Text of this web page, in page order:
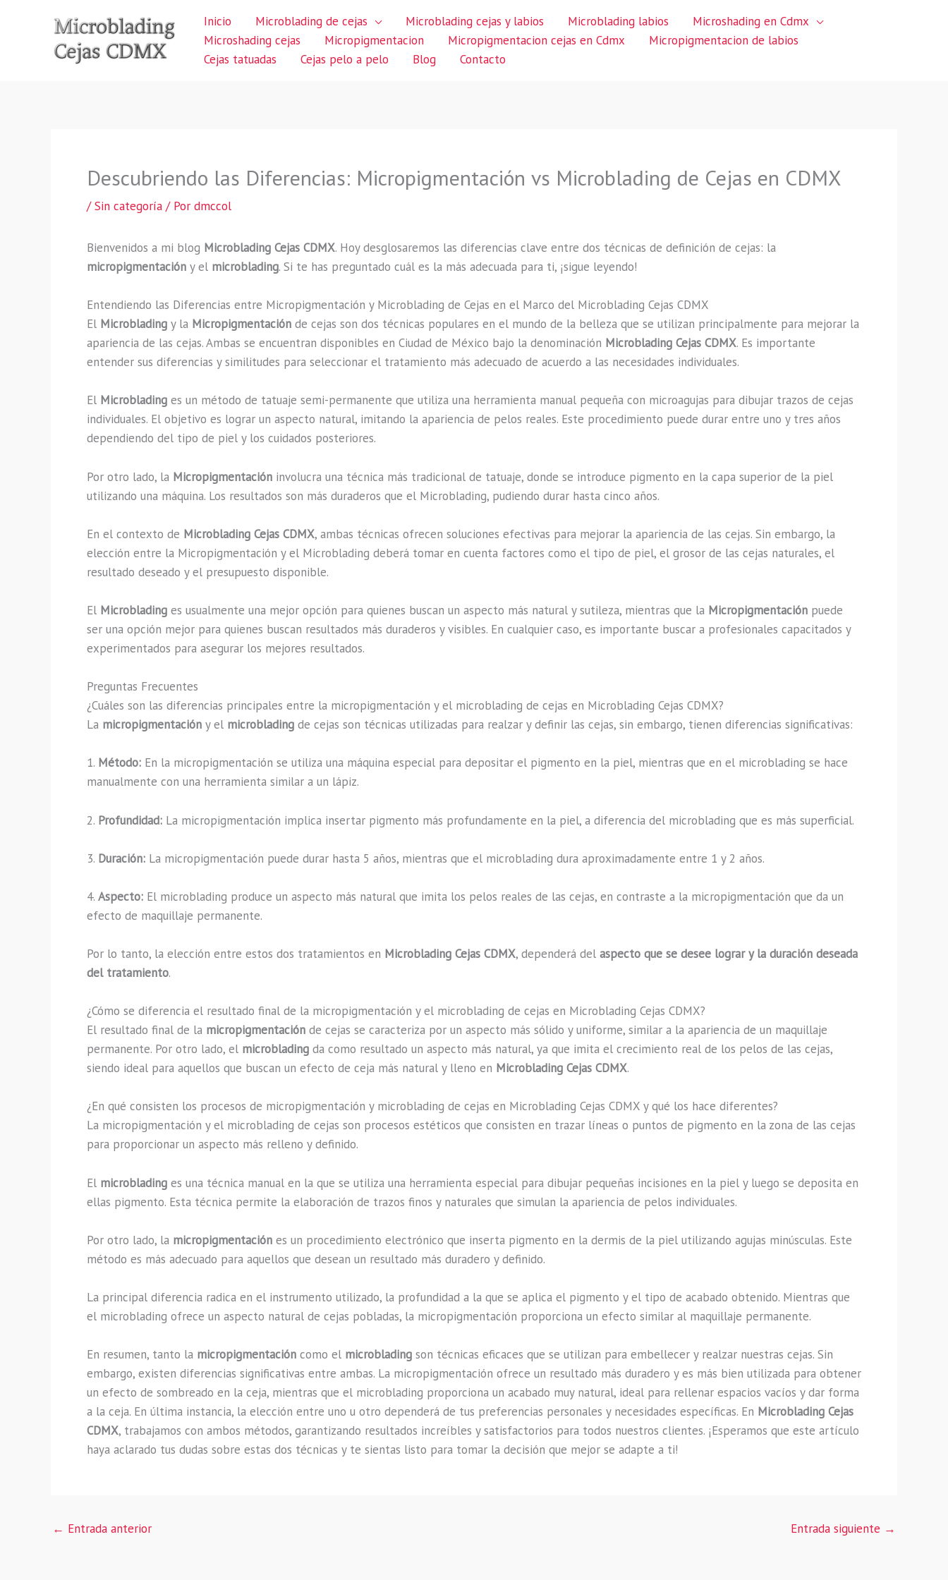
Inicio Microblading de cejas Microblading cejas y labios Microblading labios
Microshading en Cdmx
Microshading cejas
Micropigmentacion Micropigmentacion cejas en Cdmx
Micropigmentacion de labios
Cejas tatuadas
Cejas pelo a pelo Blog Contacto
Descubriendo las Diferencias: Micropigmentación vs Microblading de Cejas en CDMX
/Sin categoría / Por dmccol
Bienvenidos a mi blog Microblading Cejas CDMX. Hoy desglosaremos las diferencias clave entre dos técnicas de definición de cejas: la
micropigmentación y el microblading. Si te has preguntado cuál es la más adecuada para ti, ¡sigue leyendo!
Entendiendo las Diferencias entre Micropigmentación y Microblading de Cejas en el Marco del Microblading Cejas CDMX
El Microblading y la Micropigmentación de cejas son dos técnicas populares en el mundo de la belleza que se utilizan principalmente para mejorar la
apariencia de las cejas. Ambas se encuentran disponibles en Ciudad de México bajo la denominación Microblading Cejas CDMX. Es importante
entender sus diferencias y similitudes para seleccionar el tratamiento más adecuado de acuerdo a las necesidades individuales.
El Microblading es un método de tatuaje semi-permanente que utiliza una herramienta manual pequeña con microagujas para dibujar trazos de cejas
individuales. El objetivo es lograr un aspecto natural, imitando la apariencia de pelos reales. Este procedimiento puede durar entre uno y tres años
dependiendo del tipo de piel y los cuidados posteriores.
Por otro lado, la Micropigmentación involucra una técnica más tradicional de tatuaje, donde se introduce pigmento en la capa superior de la piel
utilizando una máquina. Los resultados son más duraderos que el Microblading, pudiendo durar hasta cinco años.
En el contexto de Microblading Cejas CDMX, ambas técnicas ofrecen soluciones efectivas para mejorar la apariencia de las cejas. Sin embargo, la
elección entre la Micropigmentación y el Microblading deberá tomar en cuenta factores como el tipo de piel, el grosor de las cejas naturales, el
resultado deseado y el presupuesto disponible.
El Microblading es usualmente una mejor opción para quienes buscan un aspecto más natural y sutileza, mientras que la Micropigmentación puede
ser una opción mejor para quienes buscan resultados más duraderos y visibles. En cualquier caso, es importante buscar a profesionales capacitados y
experimentados para asegurar los mejores resultados.
Preguntas Frecuentes
¿Cuáles son las diferencias principales entre la micropigmentación y el microblading de cejas en Microblading Cejas CDMX?
La micropigmentación y el microblading de cejas son técnicas utilizadas para realzar y definir las cejas, sin embargo, tienen diferencias significativas:
1. Método: En la micropigmentación se utiliza una máquina especial para depositar el pigmento en la piel, mientras que en el microblading se hace
manualmente con una herramienta similar a un lápiz.
2. Profundidad: La micropigmentación implica insertar pigmento más profundamente en la piel, a diferencia del microblading que es más superficial.
3. Duración: La micropigmentación puede durar hasta 5 años, mientras que el microblading dura aproximadamente entre 1 y 2 años.
4. Aspecto: El microblading produce un aspecto más natural que imita los pelos reales de las cejas, en contraste a la micropigmentación que da un
efecto de maquillaje permanente.
Por lo tanto, la elección entre estos dos tratamientos en Microblading Cejas CDMX, dependerá del aspecto que se desee lograr y la duración deseada
del tratamiento.
¿Cómo se diferencia el resultado final de la micropigmentación y el microblading de cejas en Microblading Cejas CDMX?
El resultado final de la micropigmentación de cejas se caracteriza por un aspecto más sólido y uniforme, similar a la apariencia de un maquillaje
permanente. Por otro lado, el microblading da como resultado un aspecto más natural, ya que imita el crecimiento real de los pelos de las cejas,
siendo ideal para aquellos que buscan un efecto de ceja más natural y lleno en Microblading Cejas CDMX.
¿En qué consisten los procesos de micropigmentación y microblading de cejas en Microblading Cejas CDMX y qué los hace diferentes?
La micropigmentación y el microblading de cejas son procesos estéticos que consisten en trazar líneas o puntos de pigmento en la zona de las cejas
para proporcionar un aspecto más relleno y definido.
El microblading es una técnica manual en la que se utiliza una herramienta especial para dibujar pequeñas incisiones en la piel y luego se deposita en
ellas pigmento. Esta técnica permite la elaboración de trazos finos y naturales que simulan la apariencia de pelos individuales.
Por otro lado, la micropigmentación es un procedimiento electrónico que inserta pigmento en la dermis de la piel utilizando agujas minúsculas. Este
método es más adecuado para aquellos que desean un resultado más duradero y definido.
La principal diferencia radica en el instrumento utilizado, la profundidad a la que se aplica el pigmento y el tipo de acabado obtenido. Mientras que
el microblading ofrece un aspecto natural de cejas pobladas, la micropigmentación proporciona un efecto similar al maquillaje permanente.
En resumen, tanto la micropigmentación como el microblading son técnicas eficaces que se utilizan para embellecer y realzar nuestras cejas. Sin
embargo, existen diferencias significativas entre ambas. La micropigmentación ofrece un resultado más duradero y es más bien utilizada para obtener
un efecto de sombreado en la ceja, mientras que el microblading proporciona un acabado muy natural, ideal para rellenar espacios vacíos y dar forma
a la ceja. En última instancia, la elección entre uno u otro dependerá de tus preferencias personales y necesidades específicas. En Microblading Cejas
CDMX, trabajamos con ambos métodos, garantizando resultados increíbles y satisfactorios para todos nuestros clientes. ¡Esperamos que este artículo
haya aclarado tus dudas sobre estas dos técnicas y te sientas listo para tomar la decisión que mejor se adapte a ti!
← Entrada anterior Entrada siguiente →